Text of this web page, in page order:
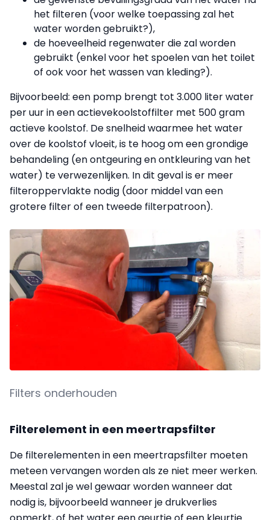
het filteren (voor welke toepassing zal het
water worden gebruikt?),
de hoeveelheid regenwater die zal worden
gebruikt (enkel voor het spoelen van het toilet
of ook voor het wassen van kleding?).
Bijvoorbeeld: een pomp brengt tot 3.000 liter water
per uur in een actievekoolstoffilter met 500 gram
actieve koolstof. De snelheid waarmee het water
over de koolstof vloeit, is te hoog om een grondige
behandeling (en ontgeuring en ontkleuring van het
water) te verwezenlijken. In dit geval is er meer
filteroppervlakte nodig (door middel van een
grotere filter of een tweede filterpatroon).
Filters onderhouden
Filterelement in een meertrapsfilter
De filterelementen in een meertrapsfilter moeten
meteen vervangen worden als ze niet meer werken.
Meestal zal je wel gewaar worden wanneer dat
nodig is, bijvoorbeeld wanneer je drukverlies